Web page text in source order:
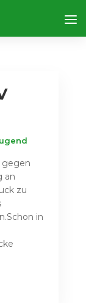
gegen
an
zu
in